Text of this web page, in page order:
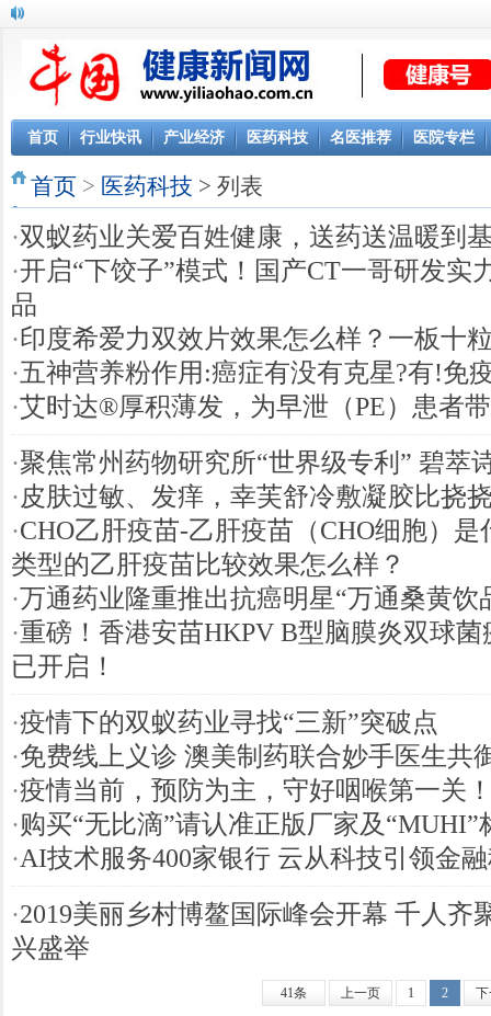
首页 行业快讯 产业经济 医药科技 名医推荐 医院专栏
首页 > 医药科技 > 列表
·双蚁药业关爱百姓健康，送药送温暖到
·开启“下饺子”模式！国产CT一哥研发实
品
·印度希爱力双效片效果怎么样？一板十
·五神营养粉作用:癌症有没有克星?有!免
·艾时达®厚积薄发，为早泄（PE）患者
·聚焦常州药物研究所“世界级专利” 碧萃
·皮肤过敏、发痒，幸芙舒冷敷凝胶比挠
·CHO乙肝疫苗-乙肝疫苗（CHO细胞）是
类型的乙肝疫苗比较效果怎么样？
·万通药业隆重推出抗癌明星“万通桑黄饮
·重磅！香港安苗HKPV B型脑膜炎双球
已开启！
·疫情下的双蚁药业寻找“三新”突破点
·免费线上义诊 澳美制药联合妙手医生共
·疫​情当前，预防为主，守好咽喉第一关
·购买“无比滴”请认准正版厂家及“MUHI”
·AI技术服务400家银行 云从科技引领金
·2019美丽乡村博鳌国际峰会开幕 千人齐
兴盛举
41条 上一页 1 2